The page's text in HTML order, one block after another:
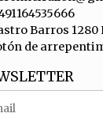
Barros 1280
de